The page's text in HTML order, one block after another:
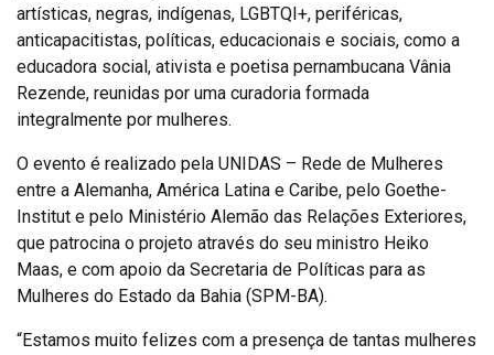
artísticas, negras, indígenas, LGBTQI+, periféricas,
anticapacitistas, políticas, educacionais e sociais, como a
educadora social, ativista e poetisa pernambucana Vânia
Rezende, reunidas por uma curadoria formada
integralmente por mulheres.
O evento é realizado pela UNIDAS – Rede de Mulheres
entre a Alemanha, América Latina e Caribe, pelo Goethe-
Institut e pelo Ministério Alemão das Relações Exteriores,
que patrocina o projeto através do seu ministro Heiko
Maas, e com apoio da Secretaria de Políticas para as
Mulheres do Estado da Bahia (SPM-BA).
“Estamos muito felizes com a presença de tantas mulheres